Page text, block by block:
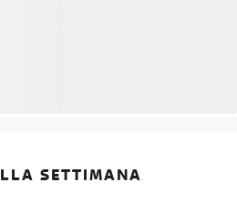
SETTIMANA